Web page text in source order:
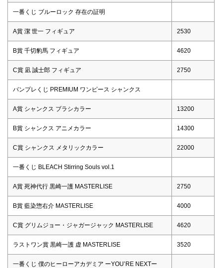
一番くじ ブルーロック 存在の証明
A賞 潔 世一 フィギュア 2530
B賞 千切豹馬 フィギュア 4620
C賞 凪 誠士郎 フィギュア 2750
バンプレくじ PREMIUM ワンピース シャンクス
A賞 シャンクス ブラシカラー 13200
B賞 シャンクス アニメカラー 14300
C賞 シャンクス メタリックカラー 22000
一番くじ BLEACH Stirring Souls vol.1
A賞 死神代行 黒崎一護 MASTERLISE 2750
B賞 藍染惣右介 MASTERLISE 4000
C賞 グリムジョー・ジャガージャック MASTERLISE 4620
ラストワン賞 黒崎一護 虚 MASTERLISE 3520
一番くじ 僕のヒーローアカデミア ーYOU’RE NEXTー